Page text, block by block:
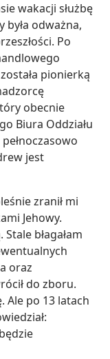
wakacji służbę
była odważna,
Po
pionierką
obecnie
Biura Oddziału
jest
zranił mi
Jehowy.
błagałam
oraz
do zboru.
Ale po 13 latach